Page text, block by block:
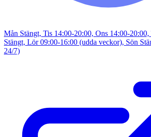
Mån Stängt, Tis 14:00-20:00, Ons 14:00-20:00,
Stängt, Lör 09:00-16:00 (udda veckor), Sön
24/7)